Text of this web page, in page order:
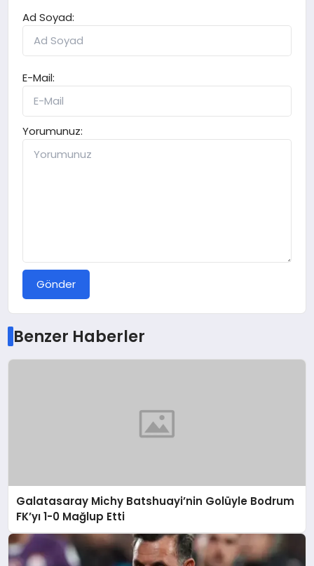
Ad Soyad:
E-Mail:
Yorumunuz:
Gönder
Benzer Haberler
Galatasaray Michy Batshuayi’nin Golüyle Bodrum
FK’yı 1-0 Mağlup Etti